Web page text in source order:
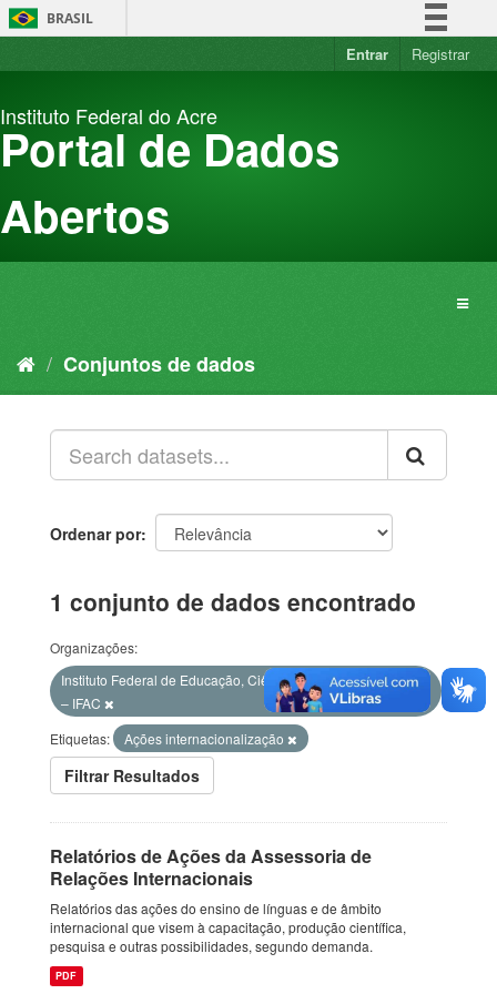
Pular
para
BRASIL
Simplifique!
Acesso à informação
Entrar Registrar
Instituto Federal do Acre
Portal de Dados
Abertos
Conjuntos de dados
Ordenar por
1 conjunto de dados encontrado
Organizações:
Instituto Federal de Educação, Ciência e Tecnologia do Acre
– IFAC
Etiquetas:
Ações internacionalização
Filtrar Resultados
Relatórios de Ações da Assessoria de
Relações Internacionais
Relatórios das ações do ensino de línguas e de âmbito
internacional que visem à capacitação, produção científica,
pesquisa e outras possibilidades, segundo demanda.
PDF